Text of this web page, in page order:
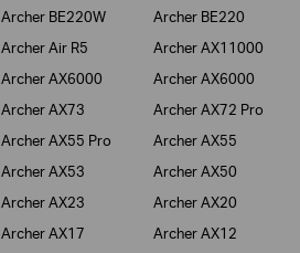
Archer BE220W
Archer BE220
Archer Air R5
Archer AX11000
Archer AX6000
Archer AX6000
Archer AX73
Archer AX72 Pro
Archer AX55 Pro
Archer AX55
Archer AX53
Archer AX50
Archer AX23
Archer AX20
Archer AX17
Archer AX12